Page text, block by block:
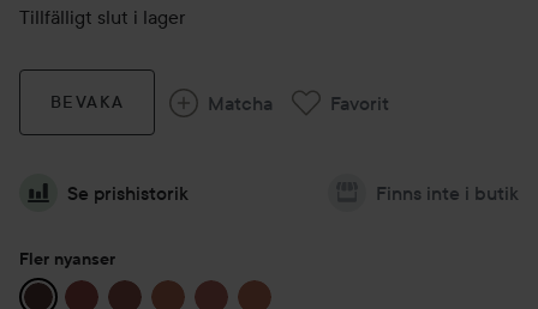
Tillfälligt slut i lager
BEVAKA Matcha Favorit
Se prishistorik Finns inte i butik
Fler nyanser